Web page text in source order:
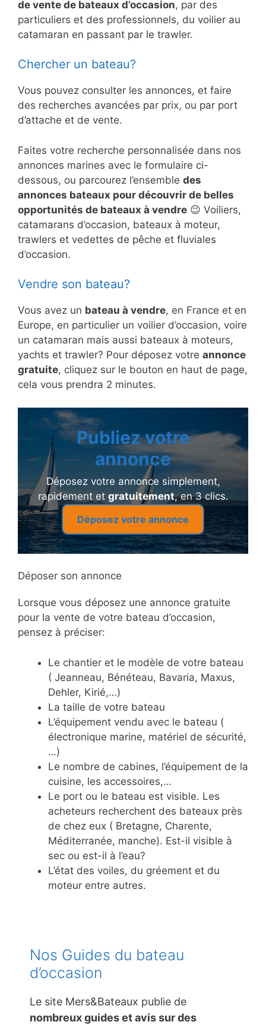
de vente de bateaux d’occasion, par des
particuliers et des professionnels, du voilier au
catamaran en passant par le trawler.
Chercher un bateau?
Vous pouvez consulter les annonces, et faire
des recherches avancées par prix, ou par port
d’attache et de vente.
Faites votre recherche personnalisée dans nos
annonces marines avec le formulaire ci-
dessous, ou parcourez l’ensemble des
annonces bateaux pour découvrir de belles
opportunités de bateaux à vendre 😉 Voiliers,
catamarans d’occasion, bateaux à moteur,
trawlers et vedettes de pêche et fluviales
d’occasion.
Vendre son bateau?
Vous avez un bateau à vendre, en France et en
Europe, en particulier un voilier d’occasion, voire
un catamaran mais aussi bateaux à moteurs,
yachts et trawler? Pour déposez votre annonce
gratuite, cliquez sur le bouton en haut de page,
cela vous prendra 2 minutes.
Publiez votre
annonce
Déposez votre annonce simplement,
rapidement et gratuitement, en 3 clics.
Déposez votre annonce
Déposer son annonce
Lorsque vous déposez une annonce gratuite
pour la vente de votre bateau d’occasion,
pensez à préciser:
Le chantier et le modèle de votre bateau
( Jeanneau, Bénéteau, Bavaria, Maxus,
Dehler, Kirié,…)
La taille de votre bateau
L’équipement vendu avec le bateau (
électronique marine, matériel de sécurité,
…)
Le nombre de cabines, l’équipement de la
cuisine, les accessoires,…
Le port ou le bateau est visible. Les
acheteurs recherchent des bateaux près
de chez eux ( Bretagne, Charente,
Méditerranée, manche). Est-il visible à
sec ou est-il à l’eau?
L’état des voiles, du gréement et du
moteur entre autres.
Nos Guides du bateau
d’occasion
Le site Mers&Bateaux publie de
nombreux guides et avis sur des